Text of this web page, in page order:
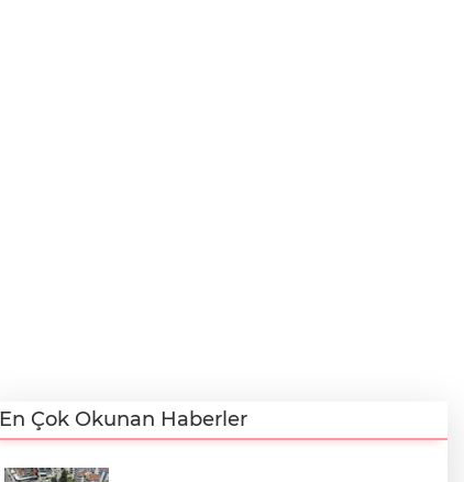
En Çok Okunan Haberler